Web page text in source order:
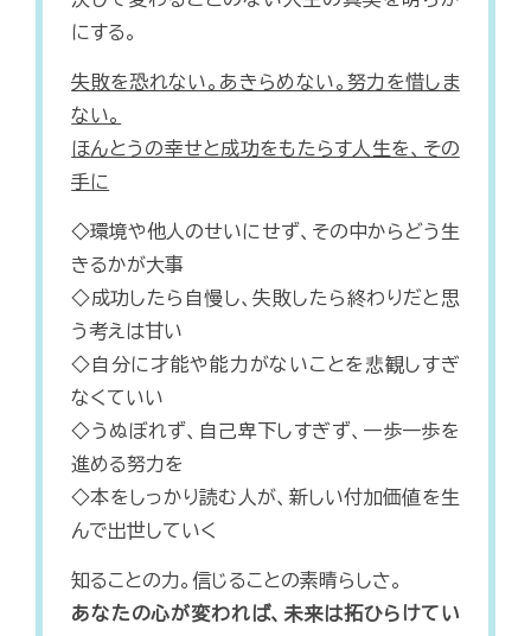
にする。
失敗を恐れない。あきらめない。努力を惜しま
ない。
ほんとうの幸せと成功をもたらす人生を、その
手に
◇環境や他人のせいにせず、その中からどう生
きるかが大事
◇成功したら自慢し、失敗したら終わりだと思
う考えは甘い
◇自分に才能や能力がないことを悲観しすぎ
なくていい
◇うぬぼれず、自己卑下しすぎず、一歩一歩を
進める努力を
◇本をしっかり読む人が、新しい付加価値を生
んで出世していく
知ることの力。信じることの素晴らしさ。
あなたの心が変われば、未来は拓ひらけてい